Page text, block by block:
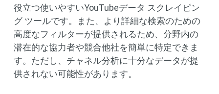
役立つ使いやすいYouTubeデータ スクレイピン
グ ツールです。また、より詳細な検索のための
高度なフィルターが提供されるため、分野内の
潜在的な協力者や競合他社を簡単に特定できま
す。ただし、チャネル分析に十分なデータが提
供されない可能性があります。